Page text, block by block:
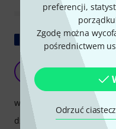
preferencji,
Zgodę można
pośrednictwem
Odrzuć
Pokaż oryginał
Lina i farba nie
właściwości
dźwięk